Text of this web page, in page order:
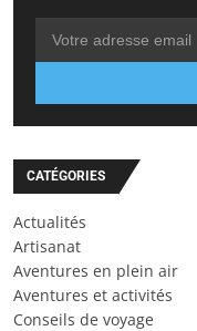
CATÉGORIES
Actualités
Artisanat
Aventures en plein air
Aventures et activités
Conseils de voyage